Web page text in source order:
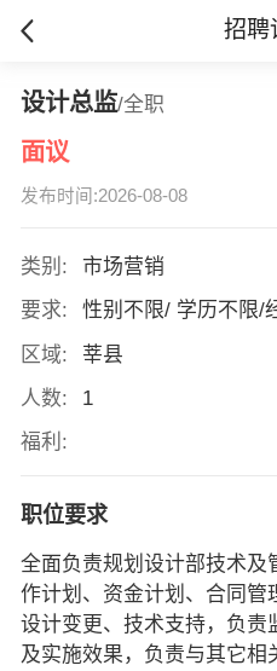
招聘
设计总监/全职
面议
发布时间:2026-08-08
类别:
市场营销
要求:
性别不限/ 学历不限/
区域:
莘县
人数:
1
福利:
职位要求
全面负责规划设计部技术及
作计划、资金计划、合同管
设计变更、技术支持，负责
及实施效果，负责与其它